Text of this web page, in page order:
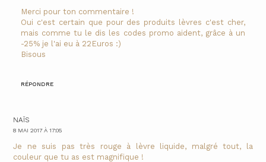
Merci pour ton commentaire !
Oui c'est certain que pour des produits lèvres c'est cher,
mais comme tu le dis les codes promo aident, grâce à un
-25% je l'ai eu à 22Euros :)
Bisous
RÉPONDRE
NAÏS
8 MAI 2017 À 17:05
Je ne suis pas très rouge à lèvre liquide, malgré tout, la
couleur que tu as est magnifique !